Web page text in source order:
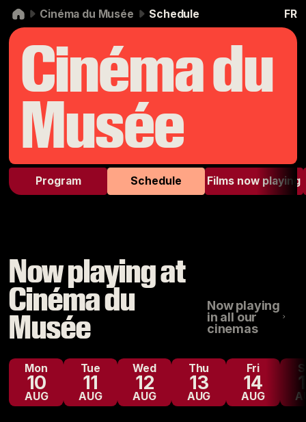
Skip to navigation
Skip to content
Cinéma du Musée Schedule FR
Cinéma du
Musée
Program Schedule Films now playing
Now playing at
Cinéma du
Musée
Now playing
in all our
cinemas
Mon
10
AUG
Tue
11
AUG
Wed
12
AUG
Thu
13
AUG
Fri
14
AUG